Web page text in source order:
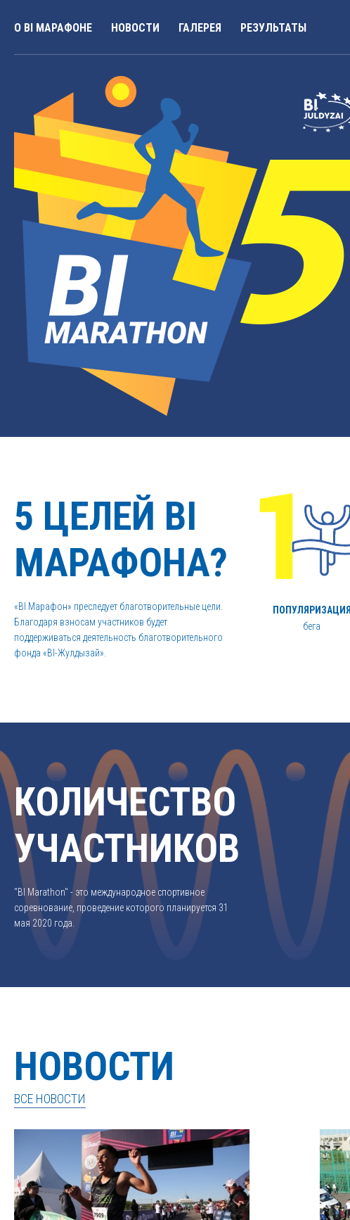
О BI МАРАФОНЕ НОВОСТИ ГАЛЕРЕЯ РЕЗУЛЬТАТЫ
5 ЦЕЛЕЙ BI
МАРАФОНА?
«BI Марафон» преследует благотворительные цели.
Благодаря взносам участников будет
поддерживаться деятельность благотворительного
фонда «BI-Жулдызай».
ПОПУЛЯРИЗАЦИЯ
бега
КОЛИЧЕСТВО
УЧАСТНИКОВ
"BI Marathon" - это международное спортивное
соревнование, проведение которого планируется 31
мая 2020 года.
НОВОСТИ
ВСЕ НОВОСТИ